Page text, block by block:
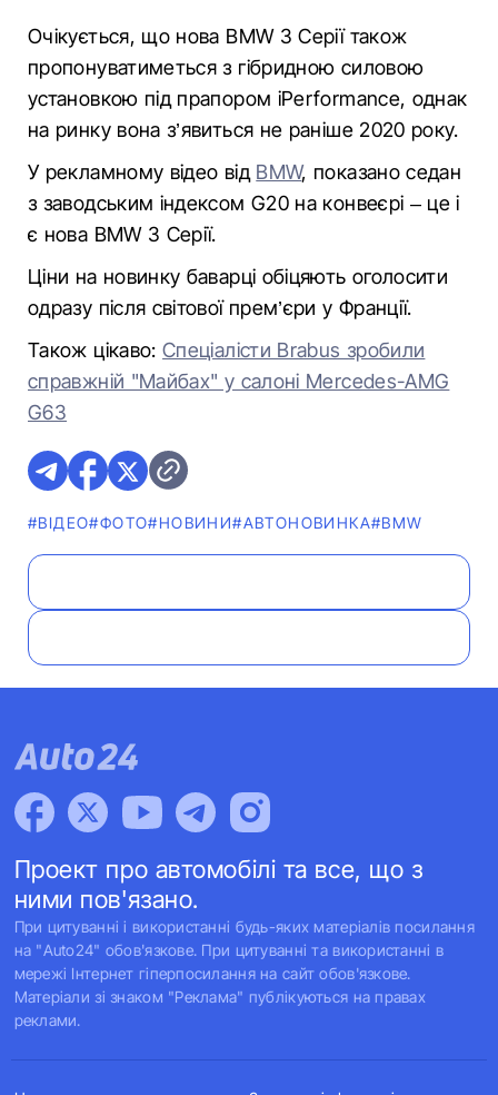
Очікується, що нова BMW 3 Серії також
пропонуватиметься з гібридною силовою
установкою під прапором iPerformance, однак
на ринку вона з’явиться не раніше 2020 року.
У рекламному відео від BMW, показано седан
з заводським індексом G20 на конвеєрі – це і
є нова BMW 3 Серії.
Ціни на новинку баварці обіцяють оголосити
одразу після світової прем’єри у Франції.
Також цікаво:Спеціалісти Brabus зробили
справжній "Майбах" у салоні Mercedes-AMG
G63
#ВІДЕО#ФОТО#НОВИНИ#АВТОНОВИНКА#BMW
Проект про автомобілі та все, що з
ними пов'язано.
При цитуванні і використанні будь-яких матеріалів посилання
на "Auto24" обов'язкове. При цитуванні та використанні в
мережі Інтернет гіперпосилання на сайт обов'язкове.
Матеріали зі знаком "Реклама" публікуються на правах
реклами.